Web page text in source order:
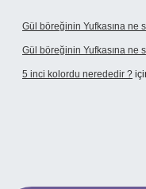
Gül böreğinin Yufkasına ne
Gül böreğinin Yufkasına ne
5 inci kolordu nerededir ?